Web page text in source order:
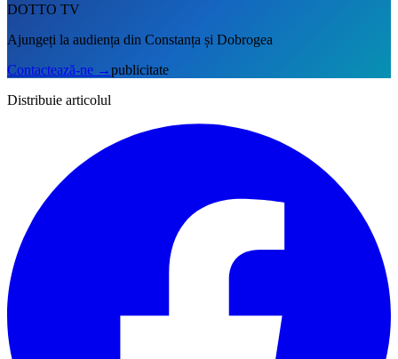
DOTTO TV
Ajungeți la audiența din Constanța și Dobrogea
Contactează-ne →publicitate
Distribuie articolul